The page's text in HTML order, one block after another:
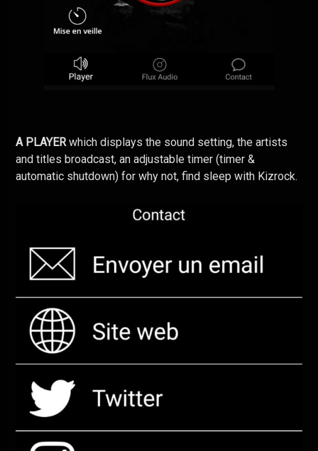
A PLAYERwhich displays the sound setting, the artists
and titles broadcast, an adjustable timer (timer &
automatic shutdown) for why not, find sleep with Kizrock.